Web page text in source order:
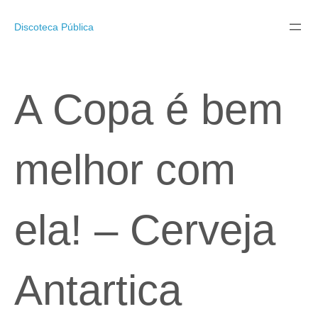
Discoteca Pública
A Copa é bem
melhor com
ela! – Cerveja
Antartica